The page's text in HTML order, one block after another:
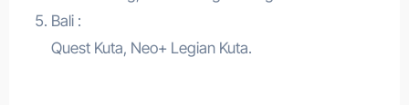
Bali :
Quest Kuta, Neo+ Legian Kuta.